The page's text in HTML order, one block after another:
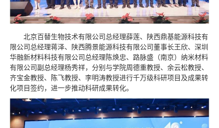
北京百替生物技术有限公司总经理薛莲、陕西鼎基能源科技有
限公司总经理蒋泽、陕西腾景能源科技有限公司董事长王欣、深圳
华融新材料科技有限公司总经理陈焕忠、路脉盛（南京）纳米材料
有限公司副总经理杨秀祥，分别与学院周德重教授、余云松教授、
齐宝金教授、陈飞教授、李明涛教授进行千万级科研项目及成果转
化项目签约，进一步推动科研成果转化。